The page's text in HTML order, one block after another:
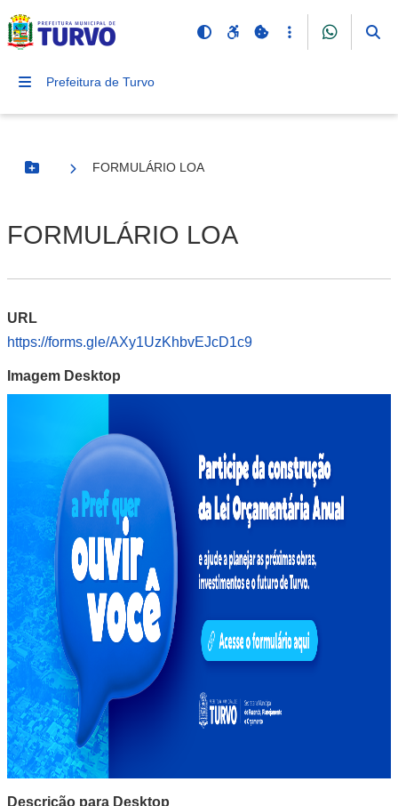
Prefeitura de Turvo
Botão Menu
FORMULÁRIO LOA
FORMULÁRIO LOA
URL
https://forms.gle/AXy1UzKhbvEJcD1c9
Imagem Desktop
Descrição para Desktop